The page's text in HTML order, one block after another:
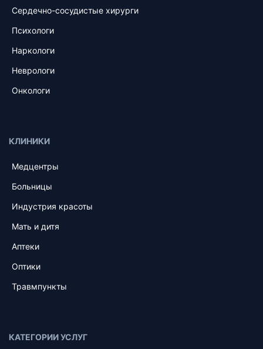
Сердечно-сосудистые хирурги
Психологи
Наркологи
Неврологи
Онкологи
КЛИНИКИ
Медцентры
Больницы
Индустрия красоты
Мать и дитя
Аптеки
Оптики
Травмпункты
КАТЕГОРИИ УСЛУГ